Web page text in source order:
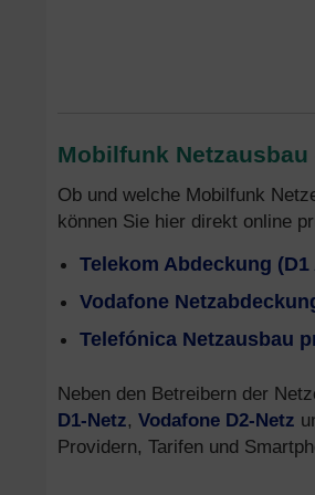
Mobilfunk Netzausbau
Ob und welche Mobilfunk
können Sie hier direkt online
Telekom Abdeckung (D1
Vodafone
Telefónica Netzausbau
Neben den Betreibern der
D1-Netz, Vodafone D2-Netz
Providern, Tarifen und